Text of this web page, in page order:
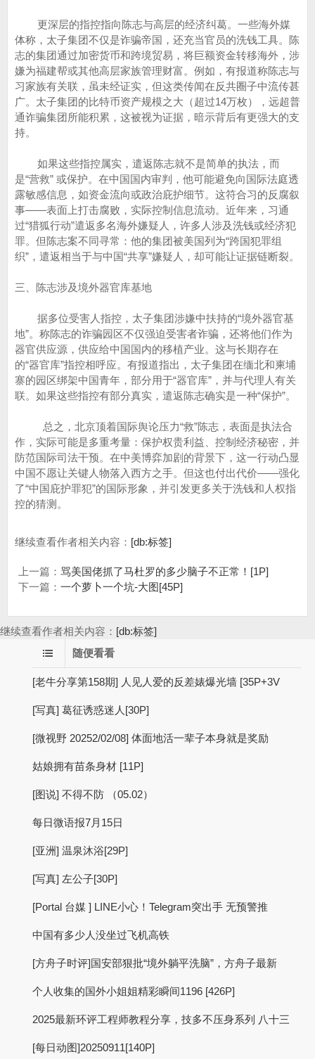
更深层的指控指向陈志与高层的经济纠葛。一些海外媒
体称，太子集团不仅是诈骗帝国，还充当官员的洗钱工具。陈
志的集团通过加密货币和跨境贸易，将巨额资金转移海外，涉
嫌为福建帮或其他高层家族管理财富。例如，有报道称陈志与
习家族有关联，虽未经证实，但这类传闻在反共圈子中流传甚
广。太子集团的比特币资产规模之大（超过14万枚），远超普
通诈骗集团所能积累，这被视为证据，暗示背后有更强大的支
持。
如果这些指控属实，遣返陈志就不是简单的执法，而
是“营救” 或保护。在中国国内审判，他可能避免向国际法庭透
露敏感信息，如资金流向或政治庇护细节。这符合习的反腐叙
事——表面上打击腐败，实际控制信息流动。近年来，习通
过“猎狐行动”遣返多名海外嫌疑人，许多人涉及洗钱或经济犯
罪。但陈志案不同寻常：他的集团被美国列为“跨国犯罪组
织”，遣返相当于与中国“共享”嫌疑人，却可能让证据链断裂。
三、陈志涉及境外器官库基地
据多位受害人指控，太子集团涉嫌中扶持的“境外器官基
地”。称陈志的诈骗园区不仅强迫受害者诈骗，还将他们作为
器官供应源，供应给中国国内的移植产业。这与长期存在
的“器官库”指控相呼应。有报道指出，太子集团在缅北和柬埔
寨的园区绑架中国青年，部分用于“器官库”，并与代理人有关
联。如果这些指控有部分真实，遣返陈志确实是一种“保护”。
总之，北京顶着国际舆论压力“救”陈志，表面是执法合
作，实际可能是多重考量：保护权贵利益、控制经济秘密，并
防范国际司法干预。在中美博弈加剧的背景下，这一行动凸显
中国不愿让关键人物落入西方之手。但这也付出代价——强化
了“中国庇护罪犯”的国际形象，并引发更多关于洗钱和人权指
控的猜测。
继续查看作者相关内容： [db:标签]
上一篇： 骂美国佬抓了马杜罗的多少脑子不正常！[1P]
下一篇： 一个萝卜一个坑-大图[45P]
继续查看作者相关内容： [db:标签]
随便看看
[老牛分享第158期] 人见人爱的反差婊爆光墙 [35P+3V
[写真] 葛征诱惑迷人[30P]
[微视野 20252/02/08] 体面地活一辈子本身就是奖励
姑娘拥有苗条身材 [11P]
[图说] 不得不防 （05.02）
每日微语报7月15日
[亚洲] 温泉沐浴[29P]
[写真] 左公子[30P]
[Portal 台媒 ] LINE小心！Telegram突出手 无预警推
中国有多少人没坐过飞机高铁
[方舟子时评]国安部狠批“境外躺平洗脑”，方舟子最新
个人收集的国外小姐姐精彩瞬间1196 [426P]
2025最新环评工程师教程分享，技多不压身系列 八十三
[每日动图]20250911[140P]